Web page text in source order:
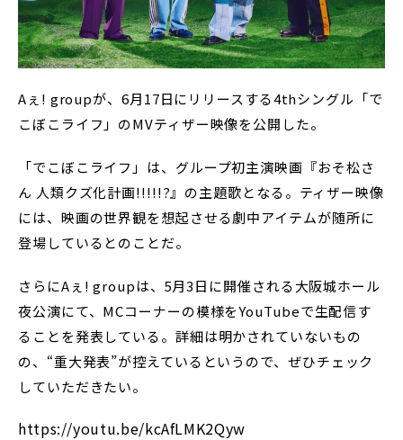
Aぇ! groupが、6月17日にリリースする4thシングル「で
こぼこライフ」のMVティザー映像を公開した。
「でこぼこライフ」は、グループ初主演映画『おそ松さ
ん 人類クズ化計画!!!!!?』の主題歌となる。ティザー映像
には、映画の世界観を想起させる劇中アイテムが随所に
登場しているとのことだ。
さらにAぇ! groupは、5月3日に開催される大阪城ホール
夜公演にて、MCコーナーの模様をYouTubeで生配信す
ることを発表している。詳細は明かされていないもの
の、“重大発表”が控えているというので、ぜひチェック
していただきたい。
https://youtu.be/kcAfLMK2Qyw